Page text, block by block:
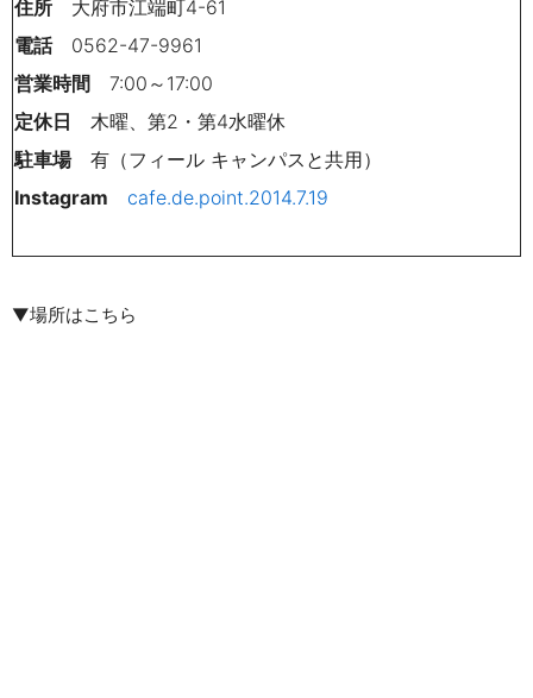
住所 大府市江端町4-61
電話0562-47-9961
営業時間 7:00～17:00
定休日 木曜、第2・第4水曜休
駐車場有（フィール キャンパスと共用）
Instagram cafe.de.point.2014.7.19
▼場所はこちら